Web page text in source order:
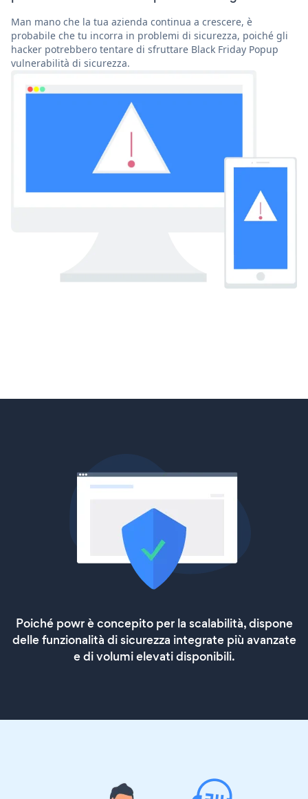
Man mano che la tua azienda continua a crescere, è
probabile che tu incorra in problemi di sicurezza, poiché gli
hacker potrebbero tentare di sfruttare Black Friday Popup
vulnerabilità di sicurezza.
Poiché powr è concepito per la scalabilità, dispone
delle funzionalità di sicurezza integrate più avanzate
e di volumi elevati disponibili.